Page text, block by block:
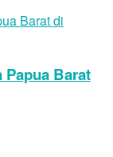
Papua Barat